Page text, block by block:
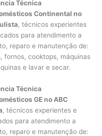
Técnica
Continental no
, técnicos experientes
para atendimento a
reparo e manutenção de:
fornos, cooktops, máquinas
e lavar e secar.
Técnica
GE no ABC
, técnicos experientes e
para atendimento a
reparo e manutenção de: